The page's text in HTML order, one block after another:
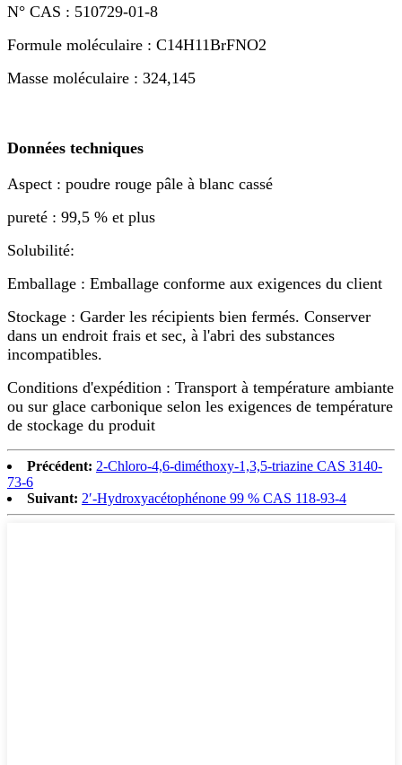
N° CAS : 510729-01-8
Formule moléculaire : C14H11BrFNO2
Masse moléculaire : 324,145
Données techniques
Aspect : poudre rouge pâle à blanc cassé
pureté : 99,5 % et plus
Solubilité:
Emballage : Emballage conforme aux exigences du client
Stockage : Garder les récipients bien fermés. Conserver
dans un endroit frais et sec, à l'abri des substances
incompatibles.
Conditions d'expédition : Transport à température ambiante
ou sur glace carbonique selon les exigences de température
de stockage du produit
Précédent: 2-Chloro-4,6-diméthoxy-1,3,5-triazine CAS 3140-
73-6
Suivant: 2′-Hydroxyacétophénone 99 % CAS 118-93-4